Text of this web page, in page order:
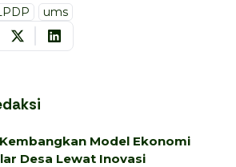
ums
Kembangkan Model Ekonomi
Desa Lewat Inovasi